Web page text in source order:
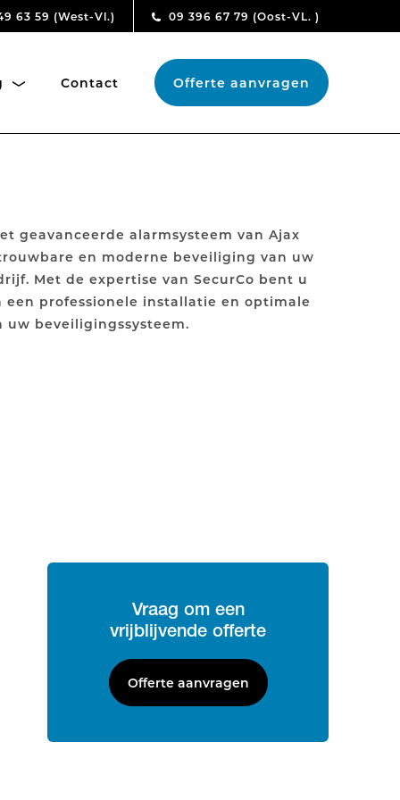
63 59 (West-Vl.) 09 396 67 79 (Oost-VL. )
Contact Offerte aanvragen
geavanceerde alarmsysteem van Ajax
en moderne beveiliging van uw
Met de expertise van SecurCo bent u
een professionele installatie en optimale
uw beveiligingssysteem.
Vraag om een
vrijblijvende offerte
Offerte aanvragen